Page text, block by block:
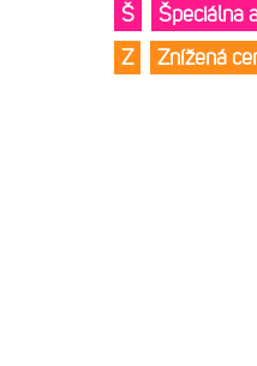
Š
Špeciálna
Z
Znížená